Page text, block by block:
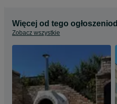
Więcej od tego
Zobacz wszystkie